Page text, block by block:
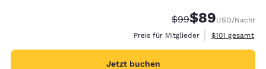
Durchgestrichener
$99Vergünstigter
$89USD/Nacht
Preis für Mitglieder
Geschätzte
$101 gesamt
Jetzt buchen